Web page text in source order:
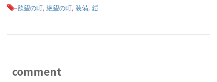
-欲望の町, 絶望の町, 装備, 鎧
comment